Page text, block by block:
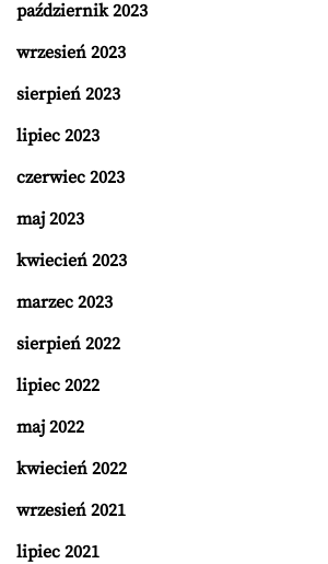
październik 2023
wrzesień 2023
sierpień 2023
lipiec 2023
czerwiec 2023
maj 2023
kwiecień 2023
marzec 2023
sierpień 2022
lipiec 2022
maj 2022
kwiecień 2022
wrzesień 2021
lipiec 2021